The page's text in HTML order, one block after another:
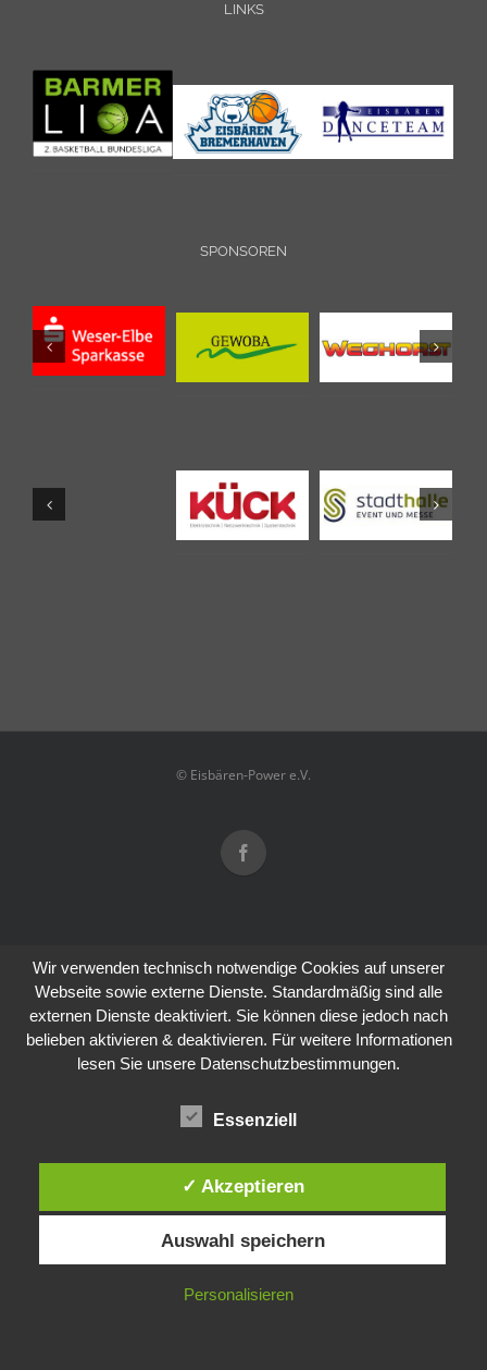
LINKS
SPONSOREN
© Eisbären-Power e.V.
Wir verwenden technisch notwendige Cookies auf unserer
Webseite sowie externe Dienste. Standardmäßig sind alle
externen Dienste deaktiviert. Sie können diese jedoch nach
belieben aktivieren & deaktivieren. Für weitere Informationen
lesen Sie unsere Datenschutzbestimmungen.
Essenziell
✓ Akzeptieren
Auswahl speichern
Personalisieren